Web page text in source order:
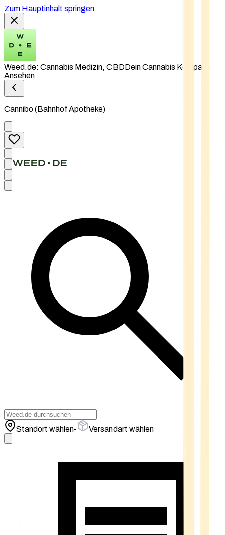
Zum Hauptinhalt springen
Weed.de: Cannabis Medizin, CBDDein Cannabis Kompass
Ansehen
Cannibo (Bahnhof Apotheke)
Standort wählen- Versandart wählen